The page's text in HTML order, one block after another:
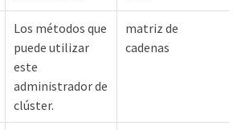
Los métodos que
puede utilizar
este
administrador de
clúster.
matriz de
cadenas